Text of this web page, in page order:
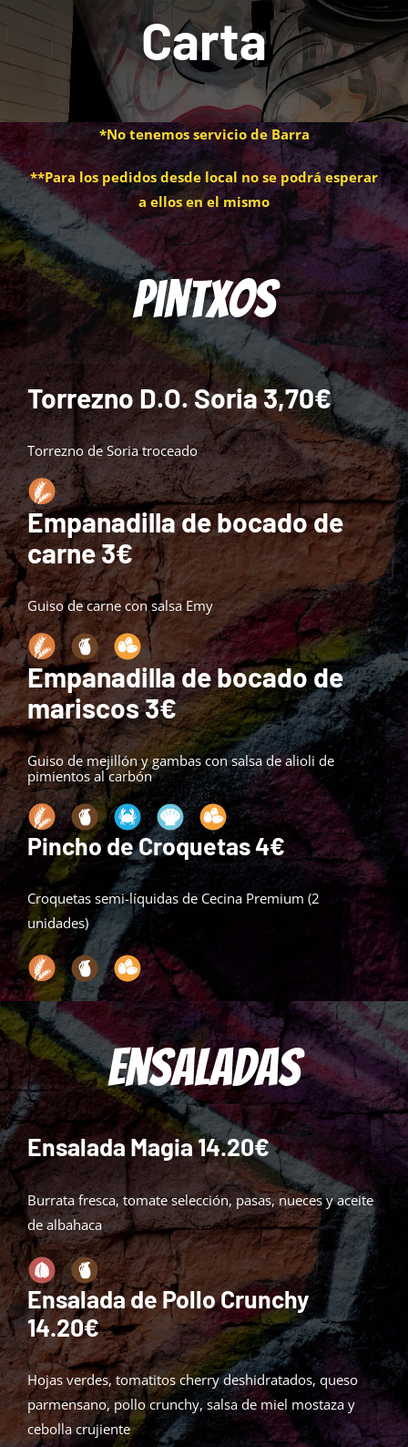
Carta
*No tenemos servicio de Barra
**Para los pedidos desde local no se podrá esperar
a ellos en el mismo
Pintxos
Torrezno D.O. Soria 3,70€
Torrezno de Soria troceado
Empanadilla de bocado de
carne 3€
Guiso de carne con salsa Emy
Empanadilla de bocado de
mariscos 3€
Guiso de mejillón y gambas con salsa de alioli de
pimientos al carbón
Pincho de Croquetas 4€
Croquetas semi-líquidas de Cecina Premium (2
unidades)
Ensaladas
Ensalada Magia 14.20€
Burrata fresca, tomate selección, pasas, nueces y aceite
de albahaca
Ensalada de Pollo Crunchy
14.20€
Hojas verdes, tomatitos cherry deshidratados, queso
parmensano, pollo crunchy, salsa de miel mostaza y
cebolla crujiente